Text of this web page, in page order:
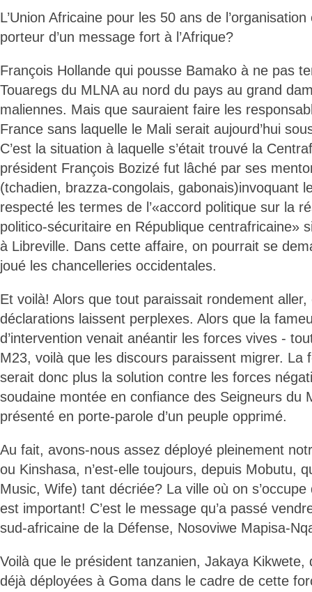
L’Union Africaine pour les 50 ans de
porteur d’un message fort à l’Afrique?
François Hollande qui pousse Bamako à ne pas
Touaregs du MLNA au nord du pays au grand
maliennes. Mais que sauraient faire les
France sans laquelle le Mali serait aujourd’hui
C’est la situation à laquelle s’était trouvé la
président François Bozizé fut lâché par ses
(tchadien, brazza-congolais, gabonais)invoquant
respecté les termes de l’«accord politique sur la
politico-sécuritaire en République centrafricaine»
à Libreville. Dans cette affaire, on pourrait se
joué les chancelleries occidentales.
Et voilà! Alors que tout paraissait rondement
déclarations laissent perplexes. Alors que la
d’intervention venait anéantir les forces vives -
M23, voilà que les discours paraissent migrer. La
serait donc plus la solution contre les forces
soudaine montée en confiance des Seigneurs du
présenté en porte-parole d’un peuple opprimé.
Au fait, avons-nous assez déployé pleinement
ou Kinshasa, n’est-elle toujours, depuis Mobutu,
Music, Wife) tant décriée? La ville où on
est important! C’est le message qu’a passé
sud-africaine de la Défense, Nosoviwe Mapisa-
Voilà que le président tanzanien, Jakaya
déjà déployées à Goma dans le cadre de cette